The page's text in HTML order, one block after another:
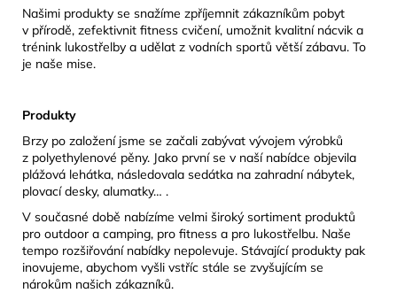
Našimi produkty se snažíme zpříjemnit zákazníkům pobyt
v přírodě, zefektivnit fitness cvičení, umožnit kvalitní nácvik a
trénink lukostřelby a udělat z vodních sportů větší zábavu. To
je naše mise.
Produkty
Brzy po založení jsme se začali zabývat vývojem výrobků
z polyethylenové pěny. Jako první se v naší nabídce objevila
plážová lehátka, následovala sedátka na zahradní nábytek,
plovací desky, alumatky… .
V současné době nabízíme velmi široký sortiment produktů
pro outdoor a camping, pro fitness a pro lukostřelbu. Naše
tempo rozšiřování nabídky nepolevuje. Stávající produkty pak
inovujeme, abychom vyšli vstříc stále se zvyšujícím se
nárokům našich zákazníků.